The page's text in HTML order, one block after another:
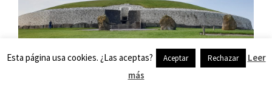
Un lugar más antiguo que las pirámides de Egipto, cuya
Esta página usa cookies. ¿Las aceptas? Aceptar Rechazar
Leer
más